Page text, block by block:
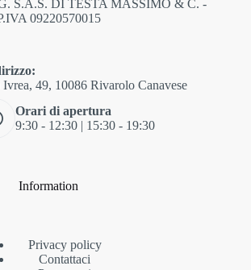
S.A.S. DI TESTA MASSIMO & C. -
09220570015
49, 10086 Rivarolo Canavese
Orari di apertura
9:30 - 12:30 | 15:30 - 19:30
Information
Privacy policy
Contattaci